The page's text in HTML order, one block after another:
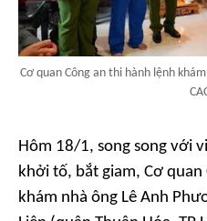
Cơ quan Công an thi hành lệnh
Hôm 18/1, song song với
khởi tố, bắt giam, Cơ quan
khám nhà ông Lê Anh